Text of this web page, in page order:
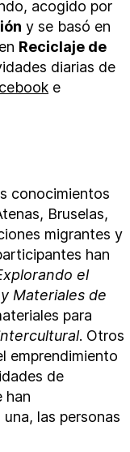
acogido por
y se basó en
Reciclaje de
diarias de
e
conocimientos
Bruselas,
migrantes y
han
el
Materiales de
para
. Otros
emprendimiento
de
han
las personas